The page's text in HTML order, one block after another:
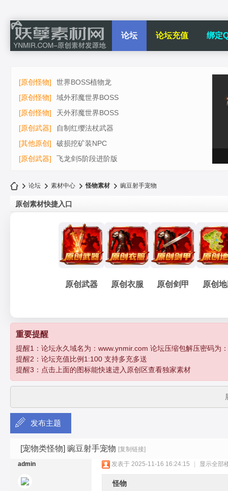
论坛 论坛充值 绑定
[原创怪物]
世界BOSS植物龙
[原创怪物]
域外邪魔世界BOSS
[原创怪物]
天外邪魔世界BOSS
[原创武器]
自制红缨法杖武器
[其他原创]
破损挖矿装NPC
[原创武器]
飞龙剑5阶段进阶版
孽
传
论坛 素材中心
›
怪物素材
›
豌豆射手宠物
原创素材快捷入口
原创武器 原创衣服 原创剑甲 原创
重要提醒
提醒1：论坛永久域名为：www.ynmir.com 论坛压缩包解压密码为
提醒2：论坛充值比例1:100 支持多充多送
提醒3：点击上面的图标能快速进入原创区查看独家素材
发布主题
[宠物类怪物] 豌豆射手宠物 [复制链接]
admin 发表于 2025-11-16 16:24:15 显示全部
怪物